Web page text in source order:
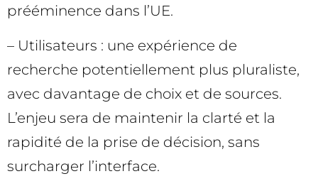
prééminence dans l’UE.
– Utilisateurs : une expérience de
recherche potentiellement plus pluraliste,
avec davantage de choix et de sources.
L’enjeu sera de maintenir la clarté et la
rapidité de la prise de décision, sans
surcharger l’interface.